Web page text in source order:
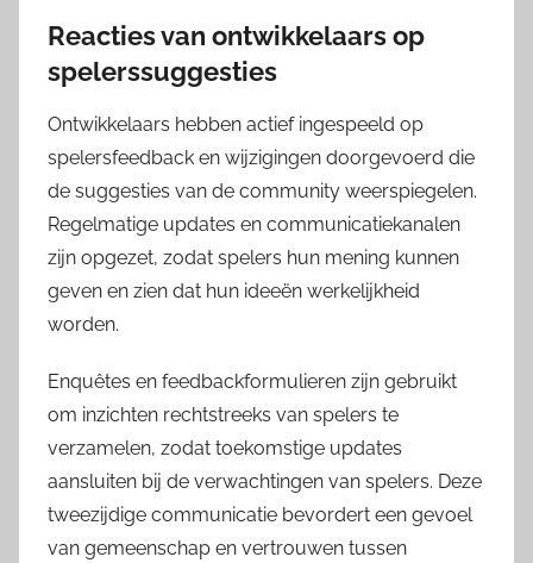
Reacties van ontwikkelaars op
spelerssuggesties
Ontwikkelaars hebben actief ingespeeld op
spelersfeedback en wijzigingen doorgevoerd die
de suggesties van de community weerspiegelen.
Regelmatige updates en communicatiekanalen
zijn opgezet, zodat spelers hun mening kunnen
geven en zien dat hun ideeën werkelijkheid
worden.
Enquêtes en feedbackformulieren zijn gebruikt
om inzichten rechtstreeks van spelers te
verzamelen, zodat toekomstige updates
aansluiten bij de verwachtingen van spelers. Deze
tweezijdige communicatie bevordert een gevoel
van gemeenschap en vertrouwen tussen